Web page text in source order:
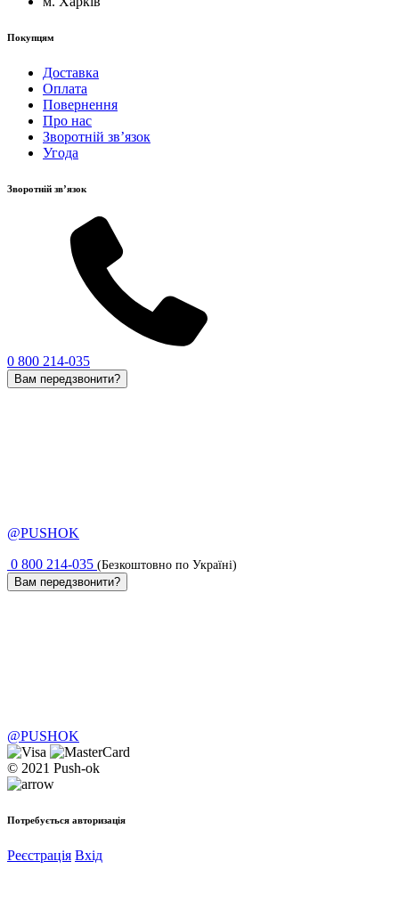
Покупцям
Доставка
Оплата
Повернення
Про нас
Зворотній зв’язок
Угода
Зворотній зв’язок
0 800 214-035
Вам передзвонити?
@PUSHOK
0 800 214-035 (Безкоштовно по Україні)
Вам передзвонити?
@PUSHOK
© 2021 Push-ok
Потребується авторизація
Реєстрація Вхід